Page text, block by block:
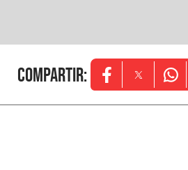
Compartir: Opens in new
Opens in